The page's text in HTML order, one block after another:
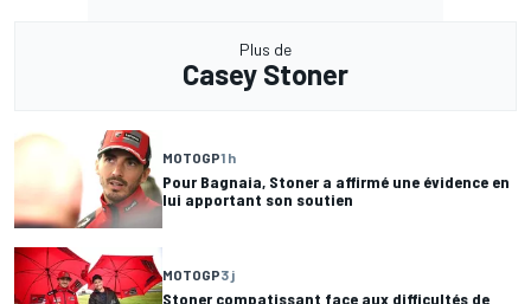
Plus de
Casey Stoner
MOTOGP1 h
Pour Bagnaia, Stoner a affirmé une évidence en
lui apportant son soutien
MOTOGP3 j
Stoner compatissant face aux difficultés de